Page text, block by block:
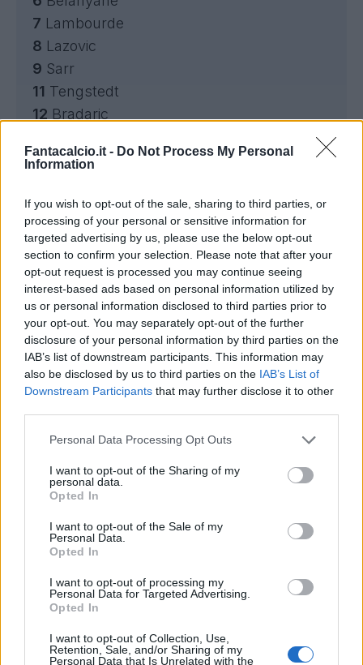
Fantacalcio.it - Do Not Process My Personal
Information
If you wish to opt-out of the sale, sharing to third parties, or
processing of your personal or sensitive information for
targeted advertising by us, please use the below opt-out
section to confirm your selection. Please note that after your
opt-out request is processed you may continue seeing
interest-based ads based on personal information utilized by
us or personal information disclosed to third parties prior to
your opt-out. You may separately opt-out of the further
disclosure of your personal information by third parties on the
IAB’s list of downstream participants. This information may
also be disclosed by us to third parties on the IAB’s List of
Downstream Participants that may further disclose it to other
Personal Data Processing Opt Outs
I want to opt-out of the Sharing of my
personal data.
Opted In
I want to opt-out of the Sale of my
Personal Data.
Opted In
I want to opt-out of processing my
Personal Data for Targeted Advertising.
Opted In
I want to opt-out of Collection, Use,
Retention, Sale, and/or Sharing of my
Personal Data that Is Unrelated with the
7 Lambourde
8 Lazovic
9 Sarr
11 Tengstedt
12 Bradaric
17Sishuba
20Kastanos
21Dani Silva
22Berardi
23Magnani
25Serdar
27 Dawidowicz
31Suslov
34 Perilli
35Mosquera
42Coppola
82Corradi
87Ghilardi
Verona: la probabile formazione contro il
Cagliari
Negli scaligeri mister Zanetti dovrebbe tornare
alla difesa a 4,col rilancio al centro del
recuperato Coppola che ha superato un fastidio